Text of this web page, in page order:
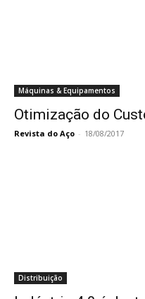
Máquinas & Equipamentos
Otimização do
Revista do Aço - 18/08/2017
Distribuição